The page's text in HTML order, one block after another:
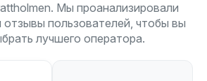
Мы проанализировали
отзывы пользователей, чтобы вы
лучшего оператора.